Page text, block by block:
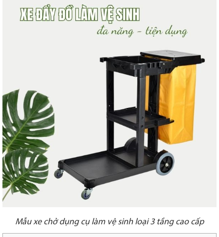
Mẫu xe chở dụng cụ làm vệ sinh loại 3 tầng cao cấp